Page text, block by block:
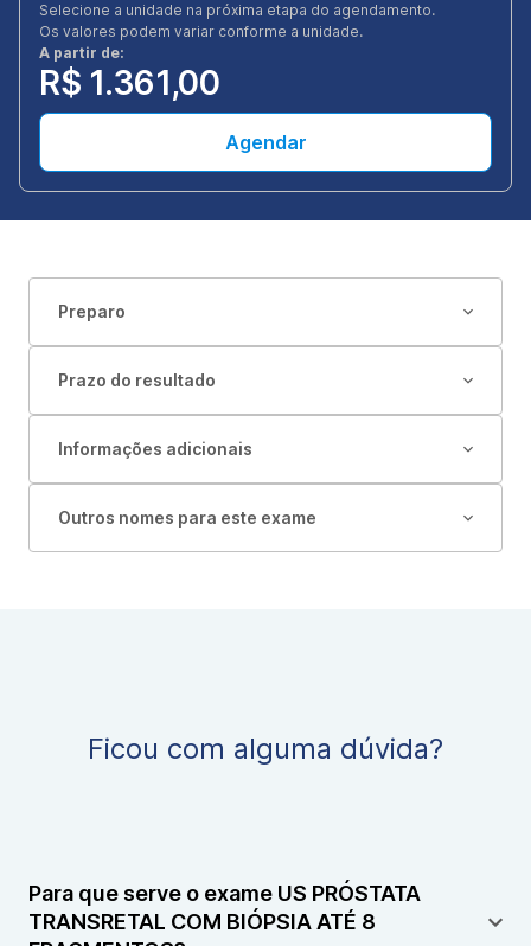
Selecione a unidade na próxima etapa do agendamento.
Os valores podem variar conforme a unidade.
A partir de:
R$ 1.361,00
Agendar
Preparo
Prazo do resultado
Informações adicionais
Outros nomes para este exame
Ficou com alguma dúvida?
Para que serve o exame US PRÓSTATA
TRANSRETAL COM BIÓPSIA ATÉ 8